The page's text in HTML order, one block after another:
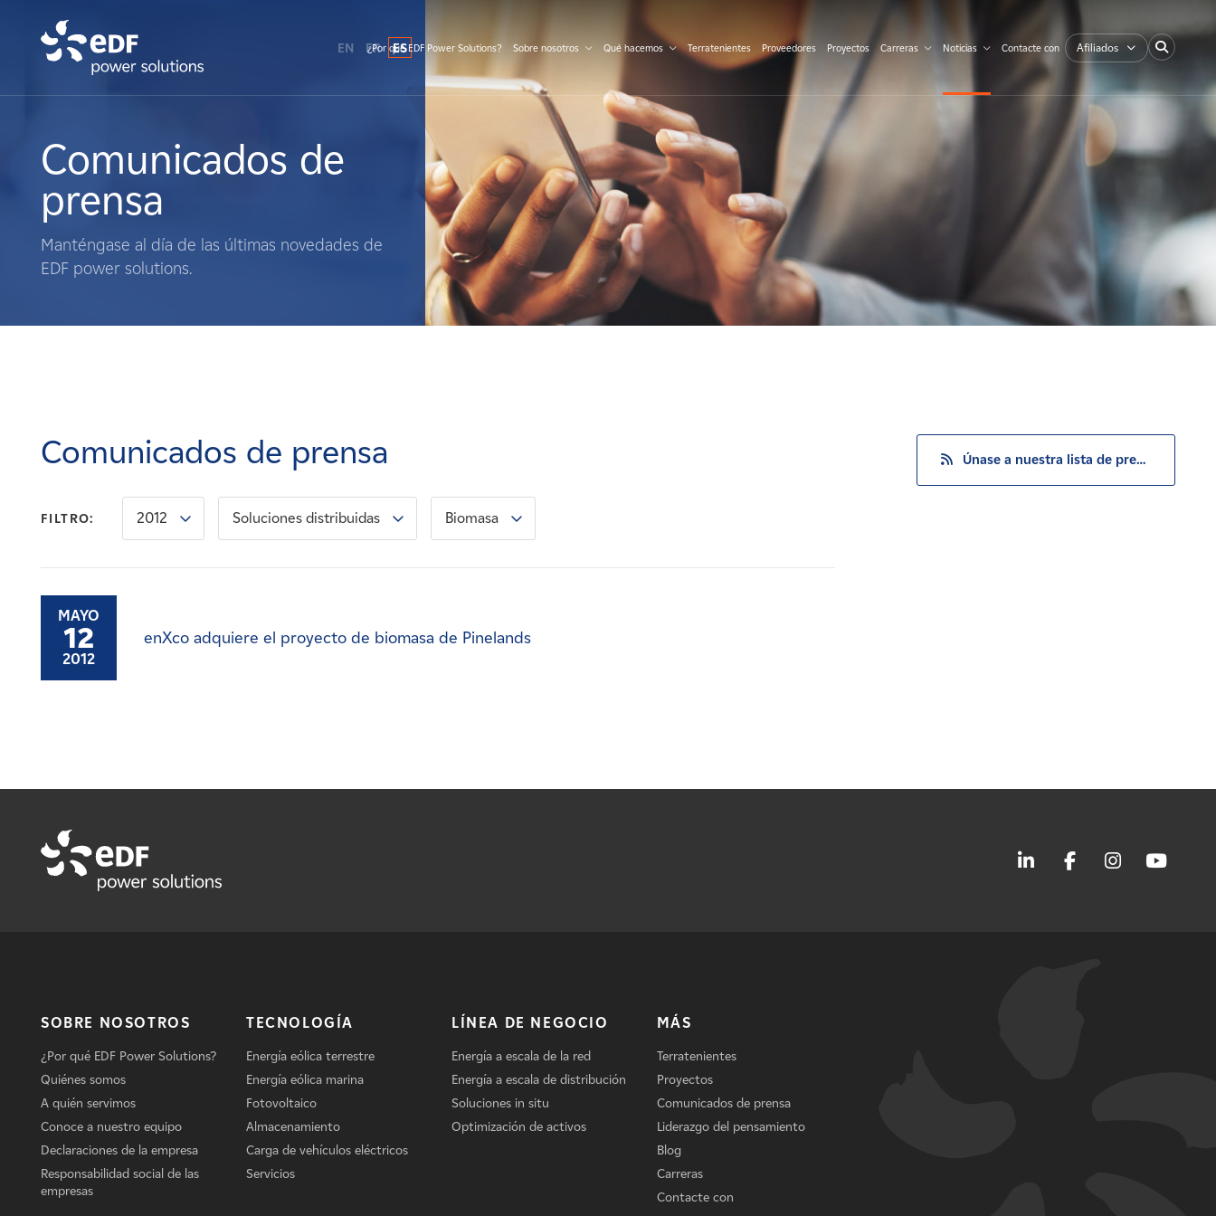
Qué hacemos
Terratenientes
Noticias
Contacte con
EN FR ES
¿Por qué EDF Power Solutions? Sobre nosotros Qué hacemos Terratenientes Proveedores Proyectos Carreras Noticias Contacte con Afiliados
Comunicados de
prensa
Manténgase al día de las últimas novedades de
EDF power solutions.
Comunicados de prensa
FILTRO: 2012 Soluciones distribuidas Biomasa
MAYO
12
2012
enXco adquiere el proyecto de biomasa de Pinelands
Únase a nuestra lista de prensa
SOBRE NOSOTROS
¿Por qué EDF Power Solutions?
Quiénes somos
A quién servimos
Conoce a nuestro equipo
Declaraciones de la empresa
Responsabilidad social de las
empresas
TECNOLOGÍA
Energía eólica terrestre
Energía eólica marina
Fotovoltaico
Almacenamiento
Carga de vehículos eléctricos
Servicios
LÍNEA DE NEGOCIO
Energía a escala de la red
Energía a escala de distribución
Soluciones in situ
Optimización de activos
MÁS
Terratenientes
Proyectos
Comunicados de prensa
Liderazgo del pensamiento
Blog
Carreras
Contacte con